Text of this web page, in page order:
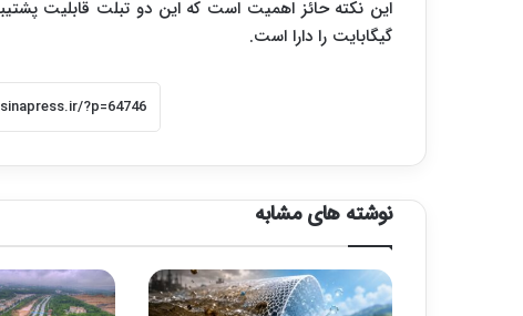
گیگابایت را دارا است.
نوشته های مشابه